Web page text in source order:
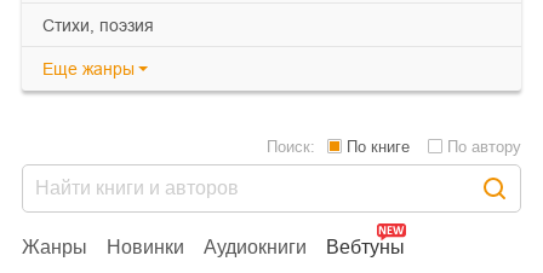
cтихи, поэзия
Еще жанры
Жанры Новинки Аудиокниги
Вебтуны
Поиск: По книге По автору